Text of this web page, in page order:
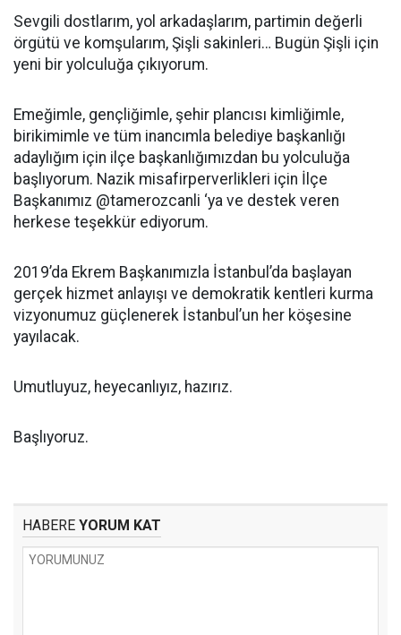
Sevgili dostlarım, yol arkadaşlarım, partimin değerli
örgütü ve komşularım, Şişli sakinleri… Bugün Şişli için
yeni bir yolculuğa çıkıyorum.
Emeğimle, gençliğimle, şehir plancısı kimliğimle,
birikimimle ve tüm inancımla belediye başkanlığı
adaylığım için ilçe başkanlığımızdan bu yolculuğa
başlıyorum. Nazik misafirperverlikleri için İlçe
Başkanımız @tamerozcanli ‘ya ve destek veren
herkese teşekkür ediyorum.
2019’da Ekrem Başkanımızla İstanbul’da başlayan
gerçek hizmet anlayışı ve demokratik kentleri kurma
vizyonumuz güçlenerek İstanbul’un her köşesine
yayılacak.
Umutluyuz, heyecanlıyız, hazırız.
Başlıyoruz.
HABERE YORUM KAT